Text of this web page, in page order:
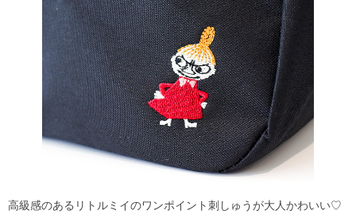
高級感のあるリトルミイのワンポイント刺しゅうが大人かわいい♡